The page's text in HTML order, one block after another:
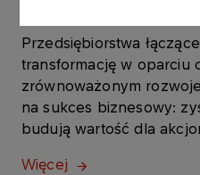
Przedsiębiorstwa
transformację w oparciu
zrównoważonym
na sukces biznesowy:
budują wartość dla
Więcej